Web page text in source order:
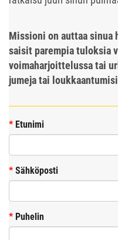
Missioni on auttaa sinua
saisit parempia tuloksia
voimaharjoittelussa tai
jumeja tai
* Etunimi
* Sähköposti
* Puhelin